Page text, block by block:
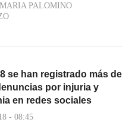
PALOMINO
se han registrado más de
por injuria y
en redes sociales
- 08:45